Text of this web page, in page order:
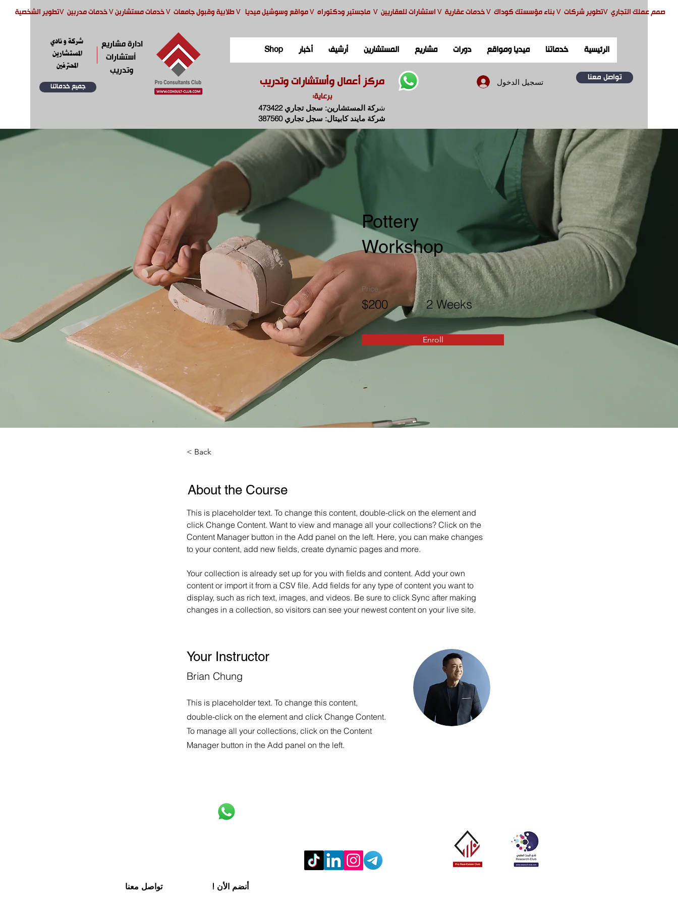
صمم عملك التجاري تطوير شركات بناء مؤسستك كوداك خدمات عقارية استشارات للعقاريين ماجستير ودكتوراه مواقع وسوشيل ميديا طلابية وقبول جامعات خدمات مستشاربن خدمات مدربين تطوير الشخصية
شركة و نادي
المستشارين
المحترفين
ادارة مشاريع
وتدريب
جميع خدماتنا
Shop أخبار أرشيف المستشارين مشاريع دورات ميديا ومواقع خدماتنا الرئيسية
مركز أعمال وأستشارات وتدريب
برعاية:
شركة المستشارين: سجل تجاري 473422
شركة مايند كابيتال: سجل تجاري 387560
تسجيل الدخول تواصل معنا
Pottery
Workshop
Price
$200
Duration
2 Weeks
Enroll
< Back
About the Course
This is placeholder text. To change this content, double-click on the element and
click Change Content. Want to view and manage all your collections? Click on the
Content Manager button in the Add panel on the left. Here, you can make changes
to your content, add new fields, create dynamic pages and more.
Your collection is already set up for you with fields and content. Add your own
content or import it from a CSV file. Add fields for any type of content you want to
display, such as rich text, images, and videos. Be sure to click Sync after making
changes in a collection, so visitors can see your newest content on your live site.
Your Instructor
Brian Chung
This is placeholder text. To change this content,
double-click on the element and click Change Content.
To manage all your collections, click on the Content
Manager button in the Add panel on the left.
تواصل معنا ! أنضم الأن